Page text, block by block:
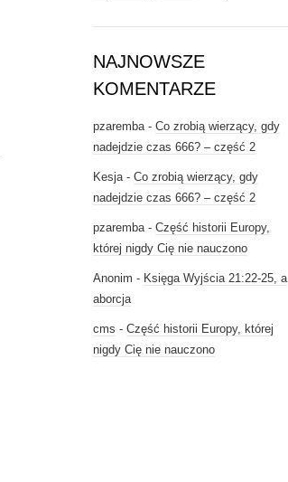
NAJNOWSZE
KOMENTARZE
pzaremba- Co zrobią wierzący, gdy
nadejdzie czas 666? – część 2
Kesja- Co zrobią wierzący, gdy
nadejdzie czas 666? – część 2
pzaremba- Część historii Europy,
której nigdy Cię nie nauczono
Anonim - Księga Wyjścia 21:22-25, a
aborcja
cms - Część historii Europy, której
nigdy Cię nie nauczono